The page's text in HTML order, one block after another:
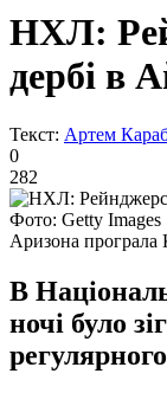
НХЛ:
дербі в
Текст: Артем
0
282
Фото: Getty Images
Аризона програла
В
ночі було